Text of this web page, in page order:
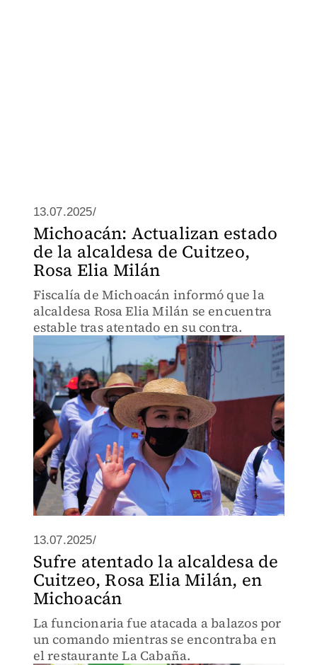
13.07.2025/
Michoacán: Actualizan estado
de la alcaldesa de Cuitzeo,
Rosa Elia Milán
Fiscalía de Michoacán informó que la
alcaldesa Rosa Elia Milán se encuentra
estable tras atentado en su contra.
13.07.2025/
Sufre atentado la alcaldesa de
Cuitzeo, Rosa Elia Milán, en
Michoacán
La funcionaria fue atacada a balazos por
un comando mientras se encontraba en
el restaurante La Cabaña.